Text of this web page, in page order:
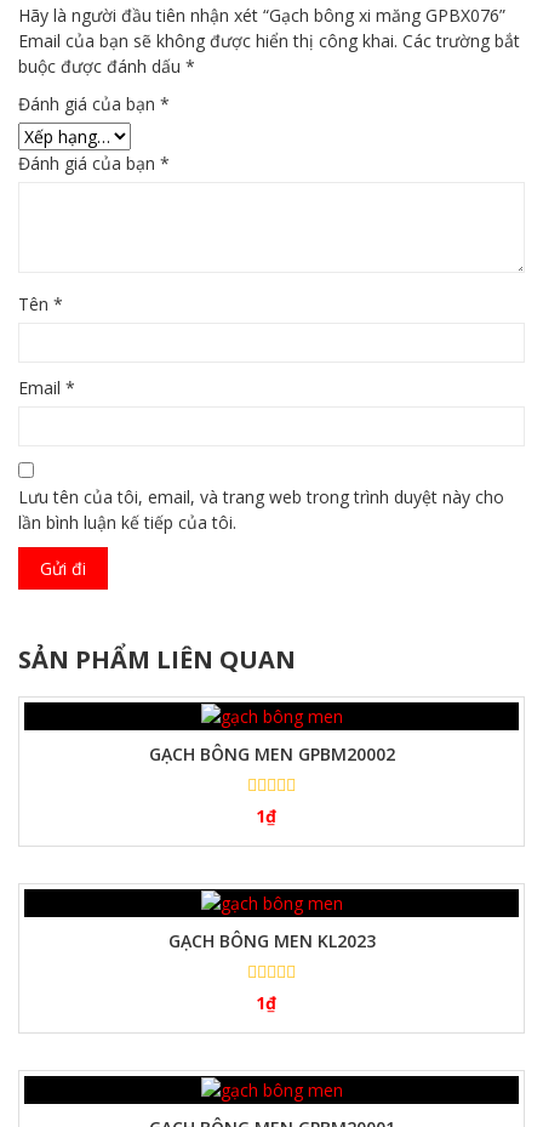
Hãy là người đầu tiên nhận xét “Gạch bông xi măng GPBX076”
Email của bạn sẽ không được hiển thị công khai. Các trường bắt
buộc được đánh dấu *
Đánh giá của bạn *
Đánh giá của bạn *
Tên *
Email *
Lưu tên của tôi, email, và trang web trong trình duyệt này cho
lần bình luận kế tiếp của tôi.
SẢN PHẨM LIÊN QUAN
GẠCH BÔNG MEN GPBM20002
1₫
GẠCH BÔNG MEN KL2023
1₫